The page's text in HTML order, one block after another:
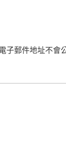
子郵件地址不會